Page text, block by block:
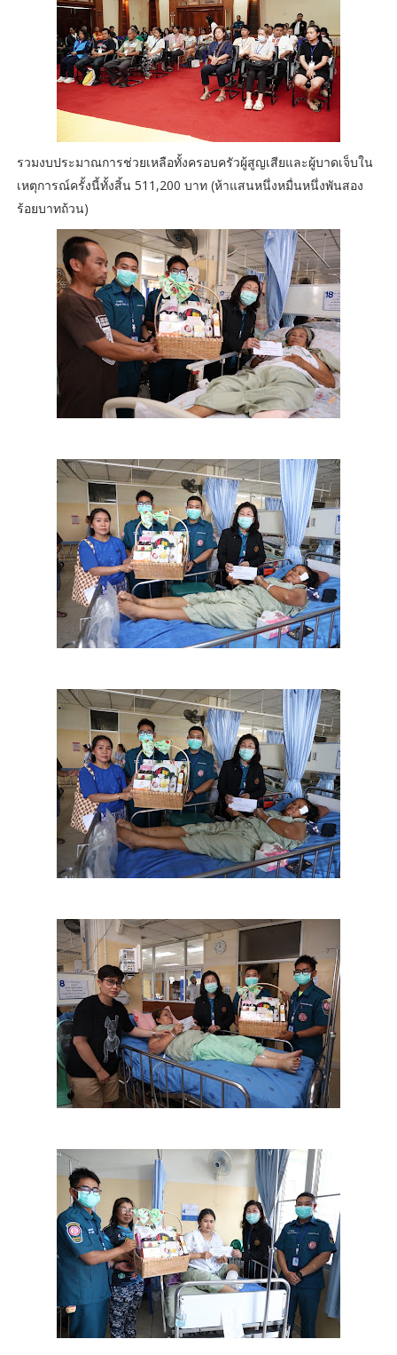
รวมงบประมาณการช่วยเหลือทั้งครอบครัวผู้สูญเสียและผู้บาดเจ็บใน
เหตุการณ์ครั้งนี้ทั้งสิ้น 511,200 บาท (ห้าแสนหนึ่งหมื่นหนึ่งพันสอง
ร้อยบาทถ้วน)